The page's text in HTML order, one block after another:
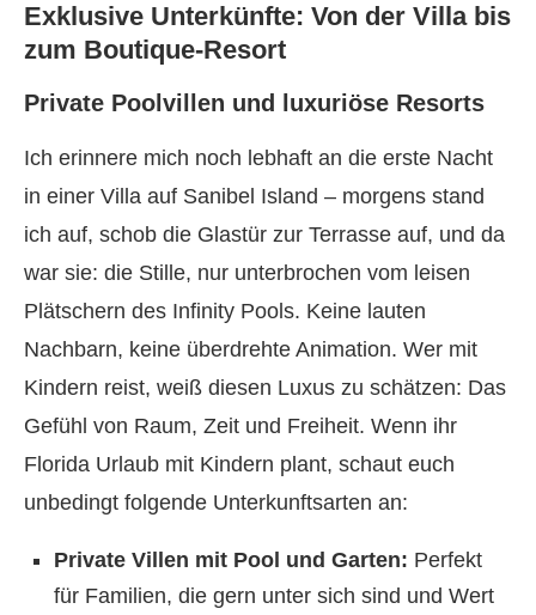
Exklusive Unterkünfte: Von der Villa bis
zum Boutique-Resort
Private Poolvillen und luxuriöse Resorts
Ich erinnere mich noch lebhaft an die erste Nacht
in einer Villa auf Sanibel Island – morgens stand
ich auf, schob die Glastür zur Terrasse auf, und da
war sie: die Stille, nur unterbrochen vom leisen
Plätschern des Infinity Pools. Keine lauten
Nachbarn, keine überdrehte Animation. Wer mit
Kindern reist, weiß diesen Luxus zu schätzen: Das
Gefühl von Raum, Zeit und Freiheit. Wenn ihr
Florida Urlaub mit Kindern plant, schaut euch
unbedingt folgende Unterkunftsarten an:
Private Villen mit Pool und Garten: Perfekt
für Familien, die gern unter sich sind und Wert